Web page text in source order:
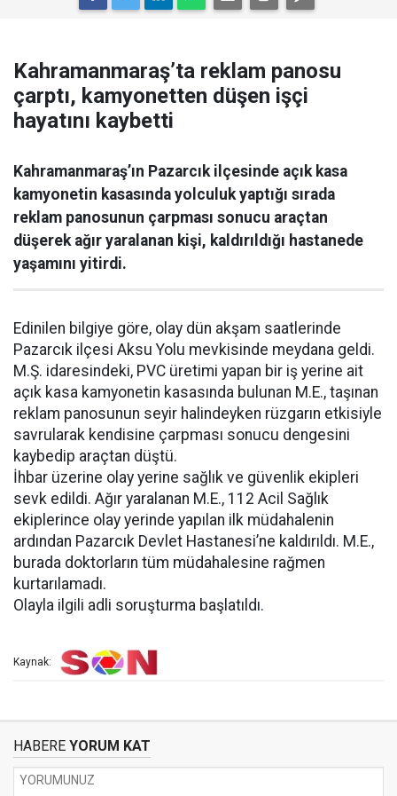
Kahramanmaraş’ta reklam panosu
çarptı, kamyonetten düşen işçi
hayatını kaybetti
Kahramanmaraş’ın Pazarcık ilçesinde açık kasa
kamyonetin kasasında yolculuk yaptığı sırada
reklam panosunun çarpması sonucu araçtan
düşerek ağır yaralanan kişi, kaldırıldığı hastanede
yaşamını yitirdi.
Edinilen bilgiye göre, olay dün akşam saatlerinde
Pazarcık ilçesi Aksu Yolu mevkisinde meydana geldi.
M.Ş. idaresindeki, PVC üretimi yapan bir iş yerine ait
açık kasa kamyonetin kasasında bulunan M.E., taşınan
reklam panosunun seyir halindeyken rüzgarın etkisiyle
savrularak kendisine çarpması sonucu dengesini
kaybedip araçtan düştü.
İhbar üzerine olay yerine sağlık ve güvenlik ekipleri
sevk edildi. Ağır yaralanan M.E., 112 Acil Sağlık
ekiplerince olay yerinde yapılan ilk müdahalenin
ardından Pazarcık Devlet Hastanesi’ne kaldırıldı. M.E.,
burada doktorların tüm müdahalesine rağmen
kurtarılamadı.
Olayla ilgili adli soruşturma başlatıldı.
Kaynak:
HABERE YORUM KAT